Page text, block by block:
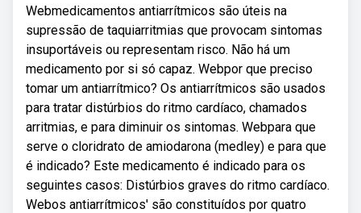
Webmedicamentos antiarrítmicos são úteis na
supressão de taquiarritmias que provocam sintomas
insuportáveis ou representam risco. Não há um
medicamento por si só capaz. Webpor que preciso
tomar um antiarrítmico? Os antiarrítmicos são usados
para tratar distúrbios do ritmo cardíaco, chamados
arritmias, e para diminuir os sintomas. Webpara que
serve o cloridrato de amiodarona (medley) e para que
é indicado? Este medicamento é indicado para os
seguintes casos: Distúrbios graves do ritmo cardíaco.
Webos antiarrítmicos' são constituídos por quatro